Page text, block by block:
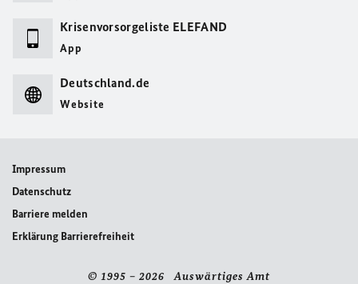
Krisenvorsorgeliste ELEFAND
App
Deutschland.de
Website
Impressum
Datenschutz
Barriere melden
Erklärung Barrierefreiheit
© 1995 – 2026 Auswärtiges Amt